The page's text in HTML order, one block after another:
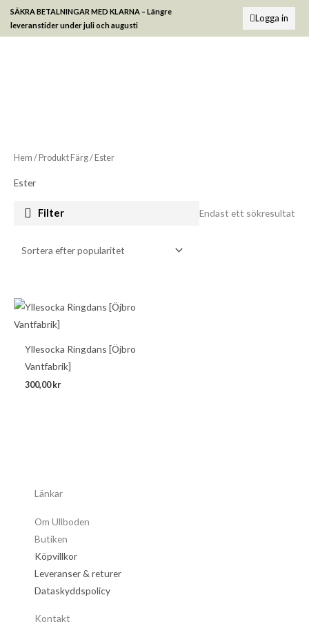
Hoppa
SÄKRA BETALNINGAR MED KLARNA – Längre
leveranstider under juli och augusti
Logga in
Hem / Produkt Färg / Ester
Ester
Filter Endast ett sökresultat
Yllesocka Ringdans [Öjbro
Vantfabrik]
300,00kr
Länkar
Om Ullboden
Butiken
Köpvillkor
Leveranser & returer
Dataskyddspolicy
Kontakt